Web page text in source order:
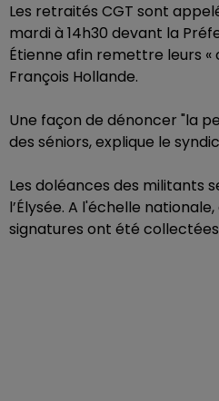
Les retraités CGT sont
mardi à 14h30 devant la
Étienne afin remettre leurs «
François Hollande.
Une façon de dénoncer "la
des séniors, explique le
Les doléances des militants
l’Élysée. A l'échelle nationale,
signatures ont été collectées